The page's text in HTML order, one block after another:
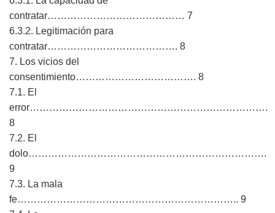
contratar…………………………………… 7
6.3.2. Legitimación para
contratar…………………………………. 8
7. Los vicios del
consentimiento………………………………. 8
7.1. El
error……………………………………………………………….
8
7.2. El
dolo……………………………………………………………….
9
7.3. La mala
fe………………………………………………………….. 9